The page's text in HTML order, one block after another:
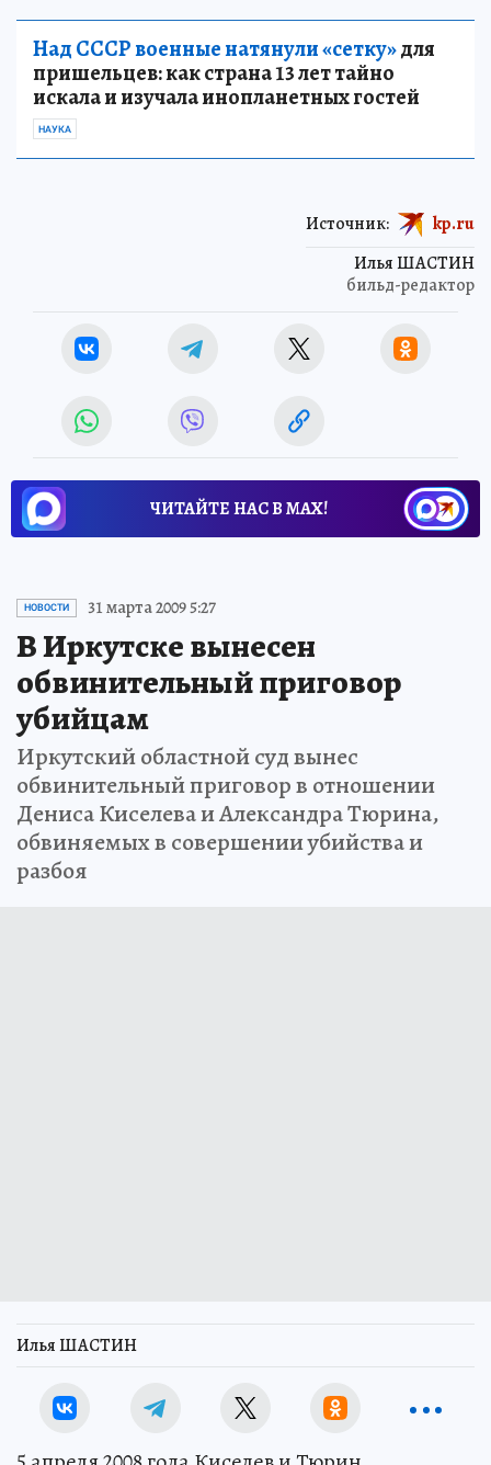
Над СССР военные натянули «сетку»для
пришельцев: как страна 13 лет тайно
искала и изучала инопланетных гостей
НАУКА
Илья ШАСТИН
бильд-редактор
Источник: kp.ru
ЧИТАЙТЕ НАС В МАХ!
НОВОСТИ 31 марта 2009 5:27
В Иркутске вынесен
обвинительный приговор
убийцам
Иркутский областной суд вынес
обвинительный приговор в отношении
Дениса Киселева и Александра Тюрина,
обвиняемых в совершении убийства и
разбоя
Илья ШАСТИН